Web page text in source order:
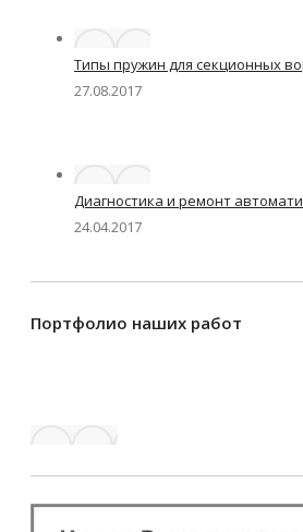
Типы пружин для секционных
27.08.2017
Диагностика и ремонт
24.04.2017
Портфолио наших работ